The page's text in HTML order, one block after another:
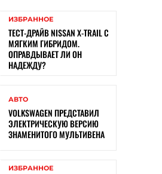
ИЗБРАННОЕ
ТЕСТ-ДРАЙВ NISSAN X-TRAIL С
МЯГКИМ ГИБРИДОМ.
ОПРАВДЫВАЕТ ЛИ ОН
НАДЕЖДУ?
АВТО
VOLKSWAGEN ПРЕДСТАВИЛ
ЭЛЕКТРИЧЕСКУЮ ВЕРСИЮ
ЗНАМЕНИТОГО МУЛЬТИВЕНА
ИЗБРАННОЕ